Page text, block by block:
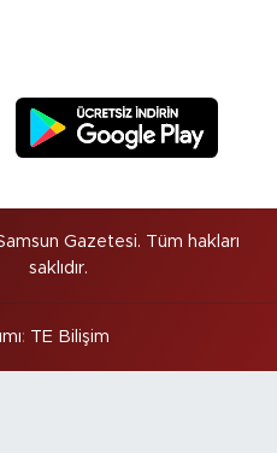
Gazetesi. Tüm hakları
saklıdır.
: TE Bilişim